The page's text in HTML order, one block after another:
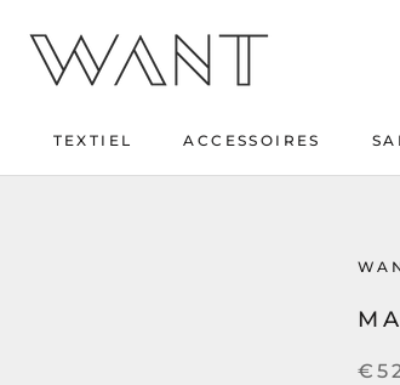
TEXTIEL ACCESSOIRES